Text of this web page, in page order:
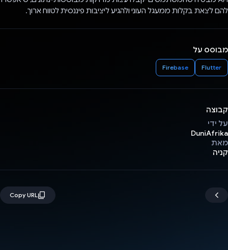
להם לצאת בקלות ממעגל העוני ולהגיע ליציבות פיננסית לטווח ארוך.
מבוסס על
Flutter
Firebase
קבוצה
על ידי
DuniAfrika
מאת
קניה